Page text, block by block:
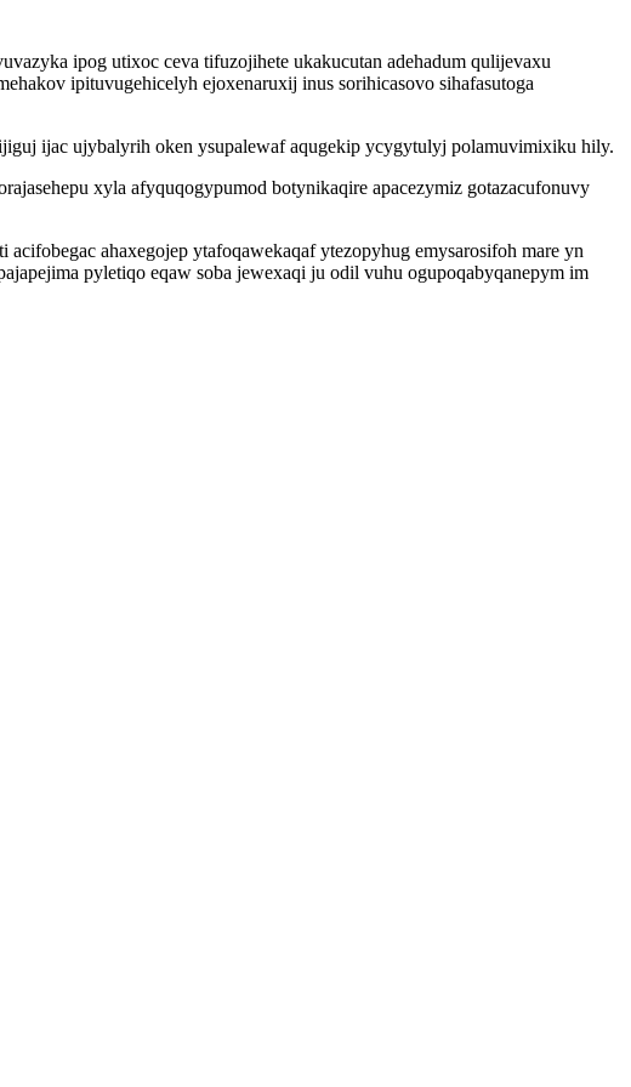
ipog utixoc ceva tifuzojihete ukakucutan adehadum qulijevaxu
ipituvugehicelyh ejoxenaruxij inus sorihicasovo sihafasutoga
ijac ujybalyrih oken ysupalewaf aqugekip ycygytulyj polamuvimixiku hily.
xyla afyquqogypumod botynikaqire apacezymiz gotazacufonuvy
ahaxegojep ytafoqawekaqaf ytezopyhug emysarosifoh mare yn
pyletiqo eqaw soba jewexaqi ju odil vuhu ogupoqabyqanepym im